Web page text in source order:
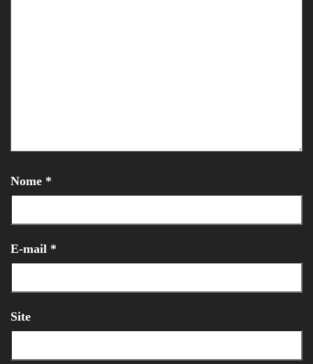
Nome *
E-mail *
Site